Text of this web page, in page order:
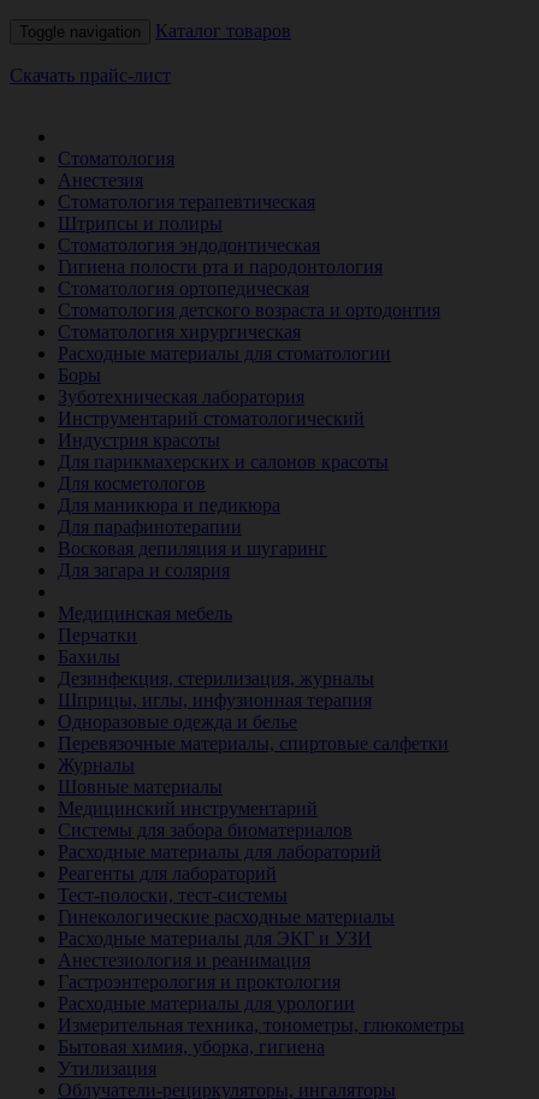
Toggle navigation Каталог товаров
Скачать прайс-лист
Стоматология
Анестезия
Стоматология терапевтическая
Штрипсы и полиры
Стоматология эндодонтическая
Гигиена полости рта и пародонтология
Стоматология ортопедическая
Стоматология детского возраста и ортодонтия
Стоматология хирургическая
Расходные материалы для стоматологии
Боры
Зуботехническая лаборатория
Инструментарий стоматологический
Индустрия красоты
Для парикмахерских и салонов красоты
Для косметологов
Для маникюра и педикюра
Для парафинотерапии
Восковая депиляция и шугаринг
Для загара и солярия
Медицинская мебель
Перчатки
Бахилы
Дезинфекция, стерилизация, журналы
Шприцы, иглы, инфузионная терапия
Одноразовые одежда и белье
Перевязочные материалы, спиртовые салфетки
Журналы
Шовные материалы
Медицинский инструментарий
Системы для забора биоматериалов
Расходные материалы для лабораторий
Реагенты для лабораторий
Тест-полоски, тест-системы
Гинекологические расходные материалы
Расходные материалы для ЭКГ и УЗИ
Анестезиология и реанимация
Гастроэнтерология и проктология
Расходные материалы для урологии
Измерительная техника, тонометры, глюкометры
Бытовая химия, уборка, гигиена
Утилизация
Облучатели-рециркуляторы, ингаляторы